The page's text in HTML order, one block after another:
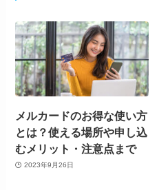
メルカードのお得な使い方
とは？使える場所や申し込
むメリット・注意点まで
2023年9月26日